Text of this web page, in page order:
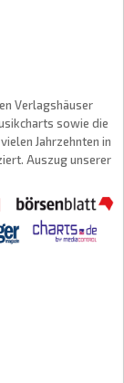
Verlagshäuser
sowie die
Jahrzehnten in
Auszug unserer